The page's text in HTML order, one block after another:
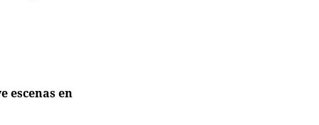
escenas en